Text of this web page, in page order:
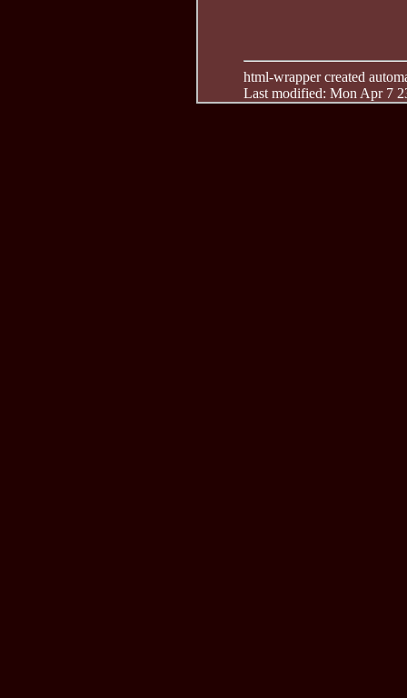
html-wrapper created
Last modified: Mon Apr 7